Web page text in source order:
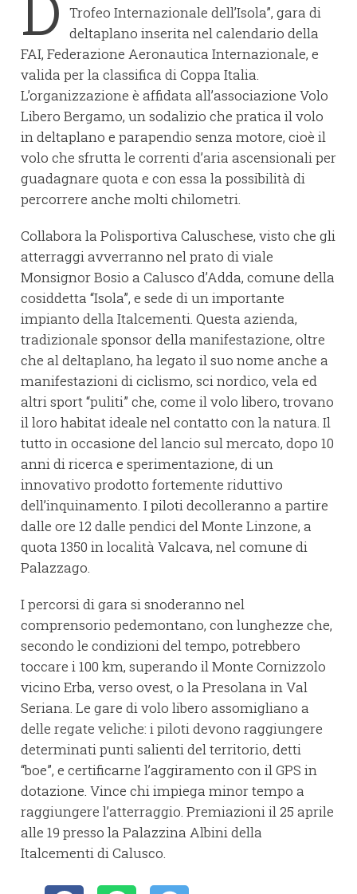
Trofeo Internazionale dell’Isola”, gara di
deltaplano inserita nel calendario della
FAI, Federazione Aeronautica Internazionale, e
valida per la classifica di Coppa Italia.
L’organizzazione è affidata all’associazione Volo
Libero Bergamo, un sodalizio che pratica il volo
in deltaplano e parapendio senza motore, cioè il
volo che sfrutta le correnti d’aria ascensionali per
guadagnare quota e con essa la possibilità di
percorrere anche molti chilometri.
Collabora la Polisportiva Caluschese, visto che gli
atterraggi avverranno nel prato di viale
Monsignor Bosio a Calusco d’Adda, comune della
cosiddetta “Isola”, e sede di un importante
impianto della Italcementi. Questa azienda,
tradizionale sponsor della manifestazione, oltre
che al deltaplano, ha legato il suo nome anche a
manifestazioni di ciclismo, sci nordico, vela ed
altri sport “puliti” che, come il volo libero, trovano
il loro habitat ideale nel contatto con la natura. Il
tutto in occasione del lancio sul mercato, dopo 10
anni di ricerca e sperimentazione, di un
innovativo prodotto fortemente riduttivo
dell’inquinamento. I piloti decolleranno a partire
dalle ore 12 dalle pendici del Monte Linzone, a
quota 1350 in località Valcava, nel comune di
Palazzago.
I percorsi di gara si snoderanno nel
comprensorio pedemontano, con lunghezze che,
secondo le condizioni del tempo, potrebbero
toccare i 100 km, superando il Monte Cornizzolo
vicino Erba, verso ovest, o la Presolana in Val
Seriana. Le gare di volo libero assomigliano a
delle regate veliche: i piloti devono raggiungere
determinati punti salienti del territorio, detti
“boe”, e certificarne l’aggiramento con il GPS in
dotazione. Vince chi impiega minor tempo a
raggiungere l’atterraggio. Premiazioni il 25 aprile
alle 19 presso la Palazzina Albini della
Italcementi di Calusco.